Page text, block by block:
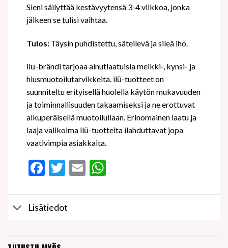
Sieni säilyttää kestävyytensä 3-4 viikkoa, jonka
jälkeen se tulisi vaihtaa.
Tulos:Täysin puhdistettu, säteilevä ja sileä iho.
ilū-brändi tarjoaa ainutlaatuisia meikki-, kynsi- ja
hiusmuotoilutarvikkeita. ilū-tuotteet on
suunniteltu erityisellä huolella käytön mukavuuden
ja toiminnallisuuden takaamiseksi ja ne erottuvat
alkuperäisellä muotoilullaan. Erinomainen laatu ja
laaja valikoima ilū-tuotteita ilahduttavat jopa
vaativimpia asiakkaita.
Facebook
Twitter
EmailWhatsApp
Lisätiedot